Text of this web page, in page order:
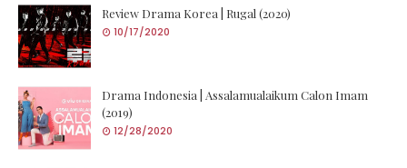
Review Drama Korea | Rugal (2020)
10/17/2020
Drama Indonesia | Assalamualaikum Calon Imam
(2019)
12/28/2020